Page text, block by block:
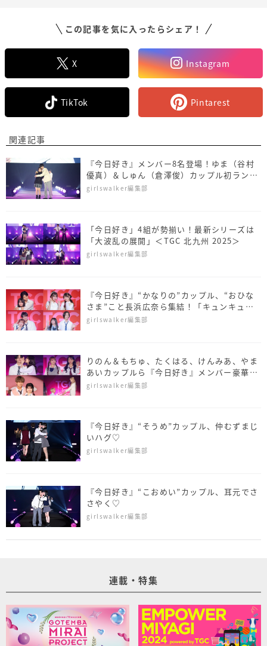
この記事を気に入ったらシェア！
X Instagram
TikTok Pintarest
関連記事
『今日好き』メンバー8名登場！ゆま（谷村
優真）＆しゅん（倉澤俊）カップル初ランウ
ェイ＜SDGs推進 TGC しずおか 2026＞
girlswalker編集部
「今日好き」4組が勢揃い！最新シリーズは
「大波乱の展開」＜TGC 北九州 2025＞
girlswalker編集部
『今日好き』“かなりの”カップル、“おひな
さま”こと長浜広奈ら集結！「キュンキュン
保証します♡」＜TGC teen 2025 Summer
girlswalker編集部
りのん＆もちゅ、たくはる、けんみあ、やま
あいカップルら『今日好き』メンバー豪華集
結！＜TGC teen ICHINOSEKI 2025＞
girlswalker編集部
『今日好き』“そうめ”カップル、仲むずまじ
いハグ♡
girlswalker編集部
『今日好き』“こおめい”カップル、耳元でさ
さやく♡
girlswalker編集部
連載・特集